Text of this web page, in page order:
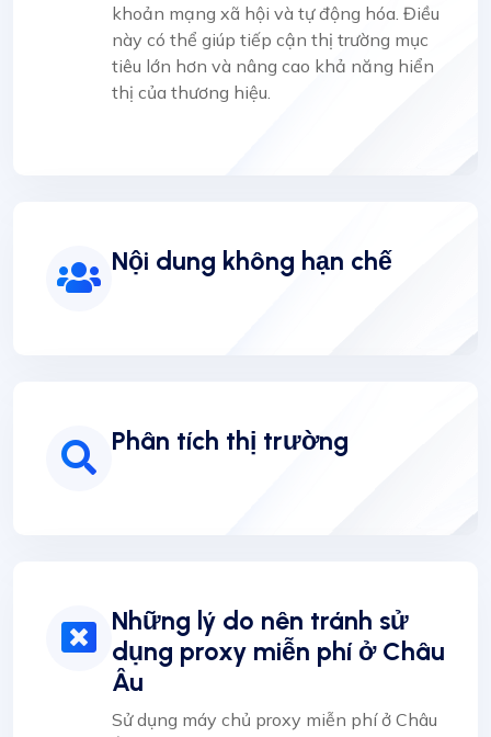
khoản mạng xã hội và tự động hóa. Điều
này có thể giúp tiếp cận thị trường mục
tiêu lớn hơn và nâng cao khả năng hiển
thị của thương hiệu.
Nội dung không hạn chế
Phân tích thị trường
Những lý do nên tránh sử
dụng proxy miễn phí ở Châu
Âu
Sử dụng máy chủ proxy miễn phí ở Châu